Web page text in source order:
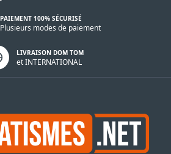
PAIEMENT 100% SÉCURISÉ
Plusieurs modes de paiement
LIVRAISON DOM TOM
et INTERNATIONAL